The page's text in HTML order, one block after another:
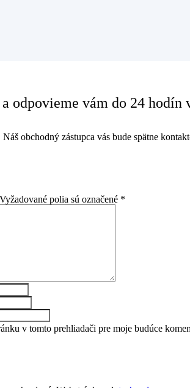
odpovieme vám do 24 hodín
obchodný zástupca vás bude spätne
Vyžadované polia sú označené *
v tomto prehliadači pre moje budúce